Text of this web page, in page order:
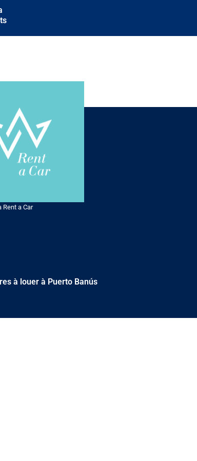
Rent a Car
à louer à Puerto Banús